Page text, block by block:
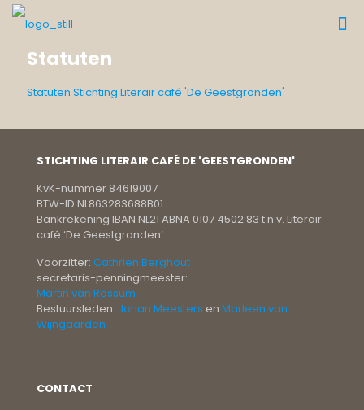
Statuten
Statuten Stichting Literair café 'De Geestgronden'
STICHTING LITERAIR CAFÉ DE 'GEESTGRONDEN'
KvK-nummer 84619007
BTW-ID NL863283688B01
Bankrekening IBAN NL21 ABNA 0107 4502 83 t.n.v. Literair
café ‘De Geestgronden’
Voorzitter: Cathrien Berghout
secretaris-penningmeester:
Martin van Rossum
Bestuursleden: Johan Meesters en Marleen van
Wijngaarden
CONTACT